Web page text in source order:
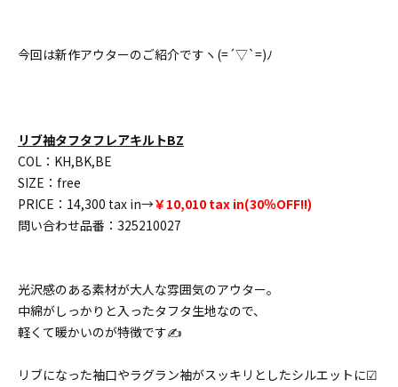
今回は新作アウターのご紹介ですヽ(=´▽`=)ﾉ
リブ袖タフタフレアキルトBZ
COL：KH,BK,BE
SIZE：free
PRICE：14,300 tax in→￥10,010 tax in(30％OFF!!)
問い合わせ品番：325210027
光沢感のある素材が大人な雰囲気のアウター。
中綿がしっかりと入ったタフタ生地なので、
軽くて暖かいのが特徴です✍
リブになった袖口やラグラン袖がスッキリとしたシルエットに☑